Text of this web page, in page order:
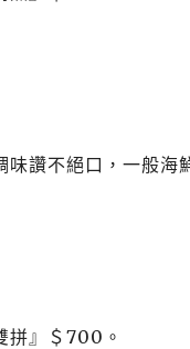
味讚不絕口，一般
拼』＄700 。